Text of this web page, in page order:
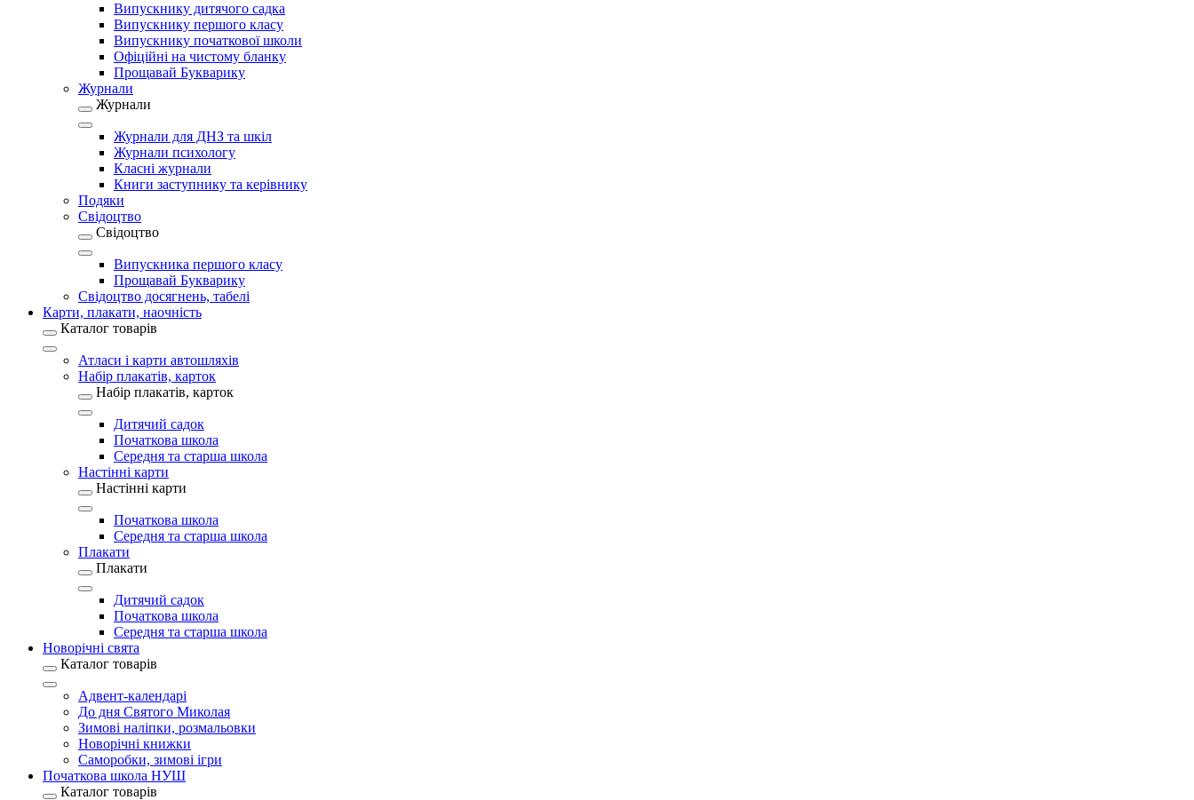
Випускнику дитячого садка
Випускнику першого класу
Випускнику початкової школи
Офіційні на чистому бланку
Прощавай Букварику
Журнали
Журнали
Журнали для ДНЗ та шкіл
Журнали психологу
Класні журнали
Книги заступнику та керівнику
Подяки
Свідоцтво
Свідоцтво
Випускника першого класу
Прощавай Букварику
Свідоцтво досягнень, табелі
Карти, плакати, наочність
Каталог товарів
Атласи і карти автошляхів
Набір плакатів, карток
Набір плакатів, карток
Дитячий садок
Початкова школа
Середня та старша школа
Настінні карти
Настінні карти
Початкова школа
Середня та старша школа
Плакати
Плакати
Дитячий садок
Початкова школа
Середня та старша школа
Новорічні свята
Каталог товарів
Адвент-календарі
До дня Святого Миколая
Зимові наліпки, розмальовки
Новорічні книжки
Саморобки, зимові ігри
Початкова школа НУШ
Каталог товарів